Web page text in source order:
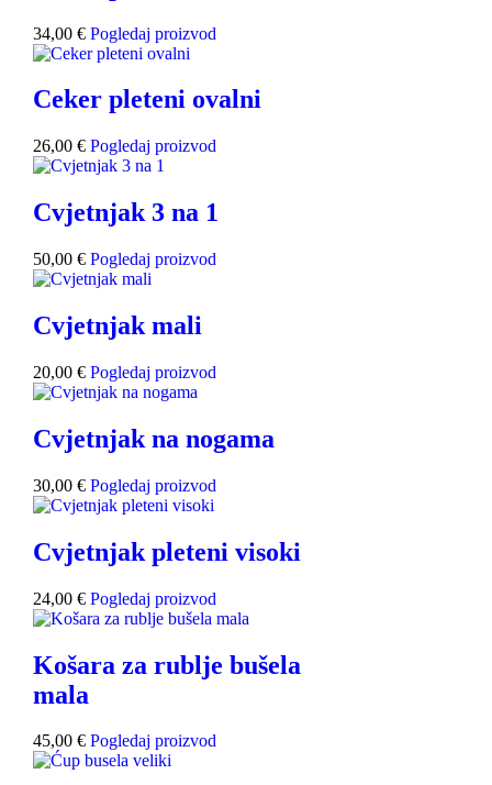
34,00 € Pogledaj proizvod
Ceker pleteni ovalni
26,00 € Pogledaj proizvod
Cvjetnjak 3 na 1
50,00 € Pogledaj proizvod
Cvjetnjak mali
20,00 € Pogledaj proizvod
Cvjetnjak na nogama
30,00 € Pogledaj proizvod
Cvjetnjak pleteni visoki
24,00 € Pogledaj proizvod
Košara za rublje bušela
mala
45,00 € Pogledaj proizvod